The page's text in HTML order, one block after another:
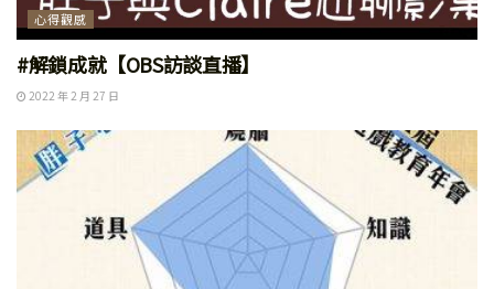
心得觀感
#解鎖成就【OBS訪談直播】
2022 年 2 月 27 日